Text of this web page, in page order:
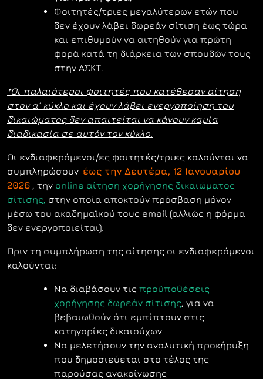
Φοιτητές/τριες μεγαλύτερων ετών που
δεν έχουν λάβει δωρεάν σίτιση έως τώρα
και επιθυμούν να αιτηθούν για πρώτη
φορά κατά τη διάρκεια των σπουδών τους
στην ΑΣΚΤ.
*Οι παλαιότεροι φοιτητές που κατέθεσαν αίτηση
στον α’ κύκλο και έχουν λάβει ενεργοποίηση του
δικαιώματος δεν απαιτείται να κάνουν καμία
διαδικασία σε αυτόν τον κύκλο.
Οι ενδιαφερόμενοι/ες φοιτητές/τριες καλούνται να
συμπληρώσουν έως την Δευτέρα, 12 Ιανουαρίου
2026 , την online αίτηση χορήγησης δικαιώματος
σίτισης, στην οποία αποκτούν πρόσβαση μόνον
μέσω του ακαδημαϊκού τους email (αλλιώς η φόρμα
δεν ενεργοποιείται).
Πριν τη συμπλήρωση της αίτησης οι ενδιαφερόμενοι
καλούνται:
Να διαβάσουν τις προϋποθέσεις
χορήγησης δωρεάν σίτισης, για να
βεβαιωθούν ότι εμπίπτουν στις
κατηγορίες δικαιούχων
Να μελετήσουν την αναλυτική προκήρυξη
που δημοσιεύεται στο τέλος της
παρούσας ανακοίνωσης